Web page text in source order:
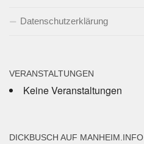
Datenschutzerklärung
VERANSTALTUNGEN
Keine Veranstaltungen
DICKBUSCH AUF MANHEIM.INFO